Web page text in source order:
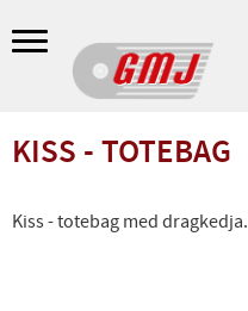
Meny
KISS - TOTEBAG
Kiss - totebag med dragkedja.